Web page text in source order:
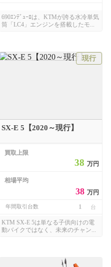
690ｴﾝﾃﾞｭｰﾛは、KTMが誇る水冷単気
筒「LC4」エンジンを搭載したモ...
現行
SX-E 5【2020～現行】
買取上限
38万円
相場平均
38万円
年間取引台数 1 台
KTM SX-E 5は単なる子供向けの電
動バイクではなく、未来のチャン...